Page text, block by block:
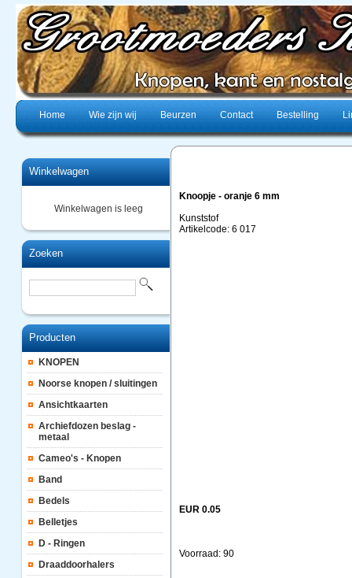
Home Wie zijn wij Beurzen Contact Bestelling
Winkelwagen
Winkelwagen is leeg
Zoeken
Producten
KNOPEN
Noorse knopen / sluitingen
Ansichtkaarten
Archiefdozen beslag -
metaal
Cameo's - Knopen
Band
Bedels
Belletjes
D - Ringen
Draaddoorhalers
Knoopje - oranje 6 mm
Kunststof
Artikelcode: 6 017
EUR 0.05
Voorraad: 90